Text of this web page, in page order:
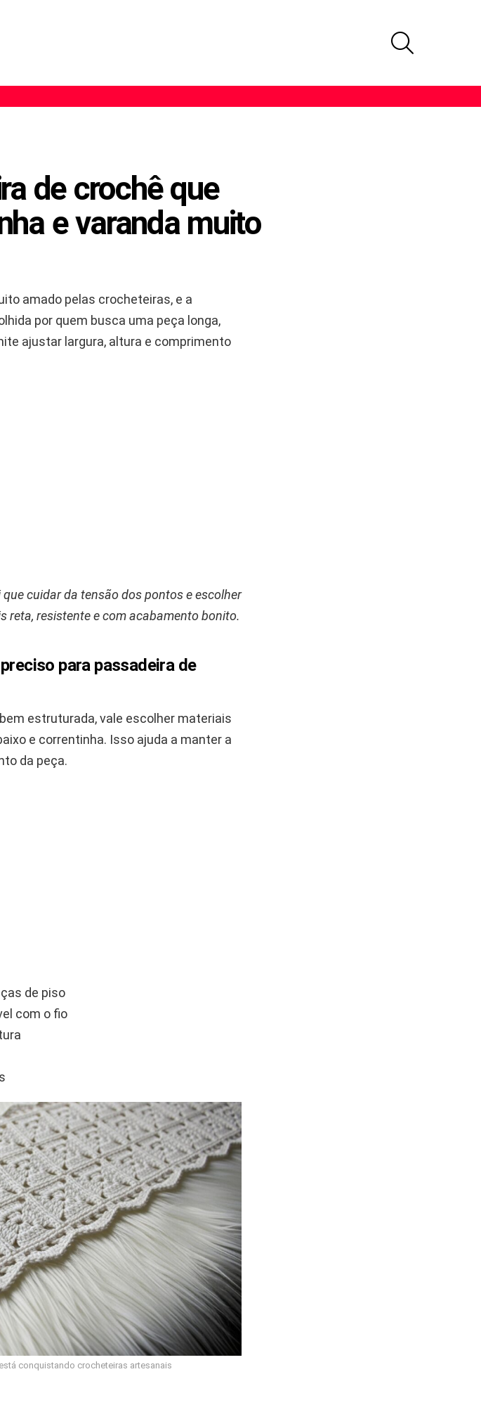
de crochê que
e varanda muito
amado pelas crocheteiras, e a
por quem busca uma peça longa,
ajustar largura, altura e comprimento
cuidar da tensão dos pontos e escolher
reta, resistente e com acabamento bonito.
para passadeira de
estruturada, vale escolher materiais
e correntinha. Isso ajuda a manter a
da peça.
de piso
com o fio
conquistando crocheteiras artesanais